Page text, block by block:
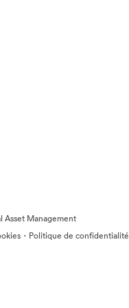
Asset Management
· Politique de confidentialité